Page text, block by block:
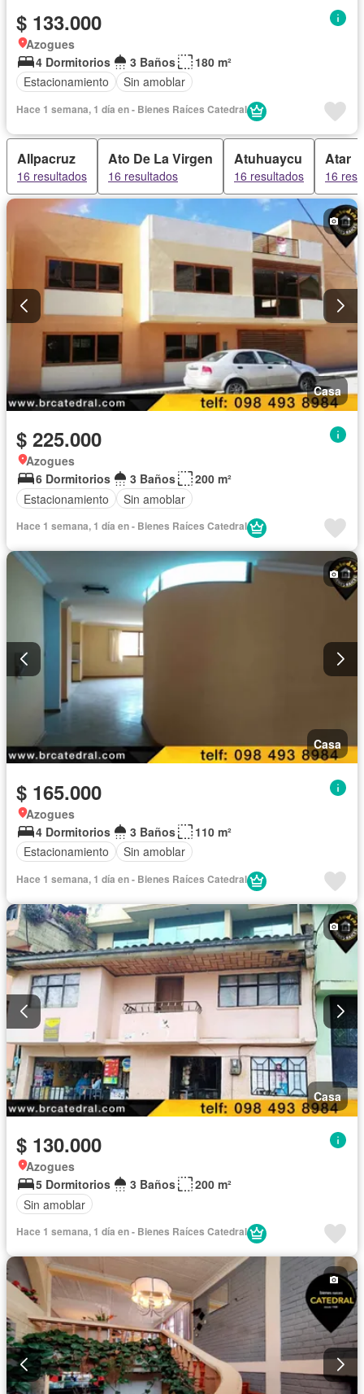
$ 133.000
Azogues
4 Dormitorios
3 Baños
180 m²
Estacionamiento
Sin amoblar
Hace 1 semana, 1 día en - Bienes Raíces Catedral
Allpacruz
16 resultados
Ato De La Virgen
16 resultados
Atuhuaycu
16 resultados
Atar
16
Casa
$ 225.000
Azogues
6 Dormitorios
3 Baños
200 m²
Estacionamiento
Sin amoblar
Hace 1 semana, 1 día en - Bienes Raíces Catedral
Casa
$ 165.000
Azogues
4 Dormitorios
3 Baños
110 m²
Estacionamiento
Sin amoblar
Hace 1 semana, 1 día en - Bienes Raíces Catedral
Casa
$ 130.000
Azogues
5 Dormitorios
3 Baños
200 m²
Sin amoblar
Hace 1 semana, 1 día en - Bienes Raíces Catedral